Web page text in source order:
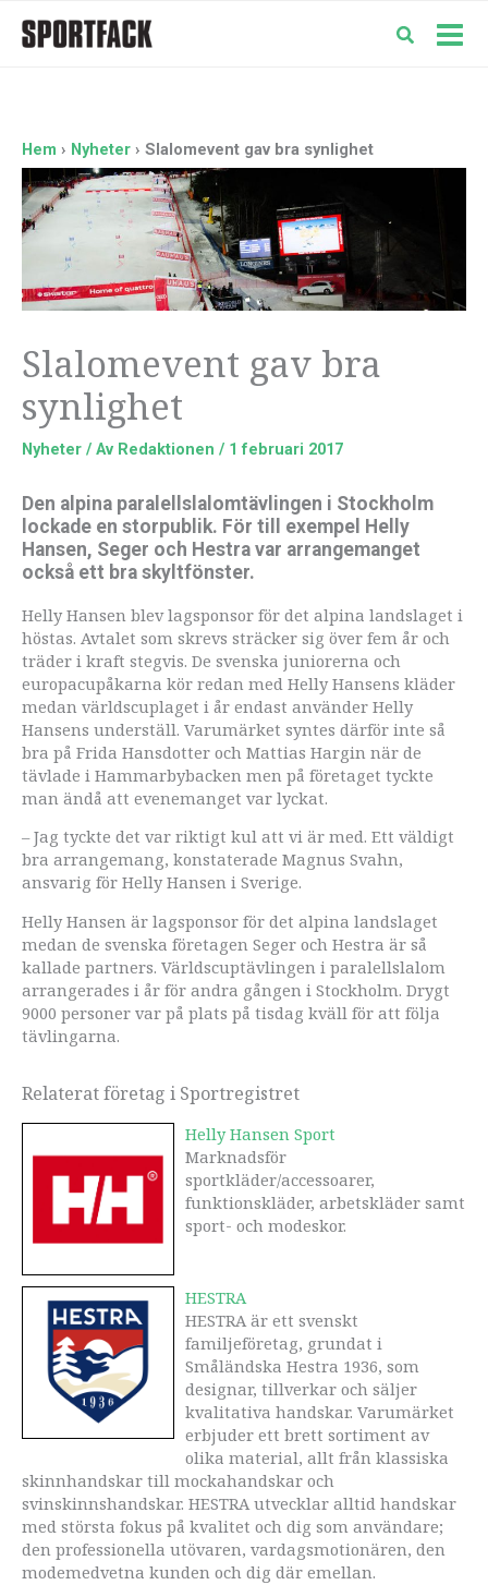
Hem Nyheter Slalomevent gav bra synlighet
Slalomevent gav bra
synlighet
Nyheter / Av Redaktionen / 1 februari 2017
Den alpina paralellslalomtävlingen i Stockholm
lockade en storpublik. För till exempel Helly
Hansen, Seger och Hestra var arrangemanget
också ett bra skyltfönster.
Helly Hansen blev lagsponsor för det alpina landslaget i
höstas. Avtalet som skrevs sträcker sig över fem år och
träder i kraft stegvis. De svenska juniorerna och
europacupåkarna kör redan med Helly Hansens kläder
medan världscuplaget i år endast använder Helly
Hansens underställ. Varumärket syntes därför inte så
bra på Frida Hansdotter och Mattias Hargin när de
tävlade i Hammarbybacken men på företaget tyckte
man ändå att evenemanget var lyckat.
­– Jag tyckte det var riktigt kul att vi är med. Ett väldigt
bra arrangemang, konstaterade Magnus Svahn,
ansvarig för Helly Hansen i Sverige.
Helly Hansen är lagsponsor för det alpina landslaget
medan de svenska företagen Seger och Hestra är så
kallade partners. Världscuptävlingen i paralellslalom
arrangerades i år för andra gången i Stockholm. Drygt
9000 personer var på plats på tisdag kväll för att följa
tävlingarna.
Relaterat företag i Sportregistret
Helly Hansen Sport
Marknadsför
sportkläder/accessoarer,
funktionskläder, arbetskläder samt
sport- och modeskor.
HESTRA
HESTRA är ett svenskt
familjeföretag, grundat i
Småländska Hestra 1936, som
designar, tillverkar och säljer
kvalitativa handskar. Varumärket
erbjuder ett brett sortiment av
olika material, allt från klassiska
skinnhandskar till mockahandskar och
svinskinnshandskar. HESTRA utvecklar alltid handskar
med största fokus på kvalitet och dig som användare;
den professionella utövaren, vardagsmotionären, den
modemedvetna kunden och dig där emellan.